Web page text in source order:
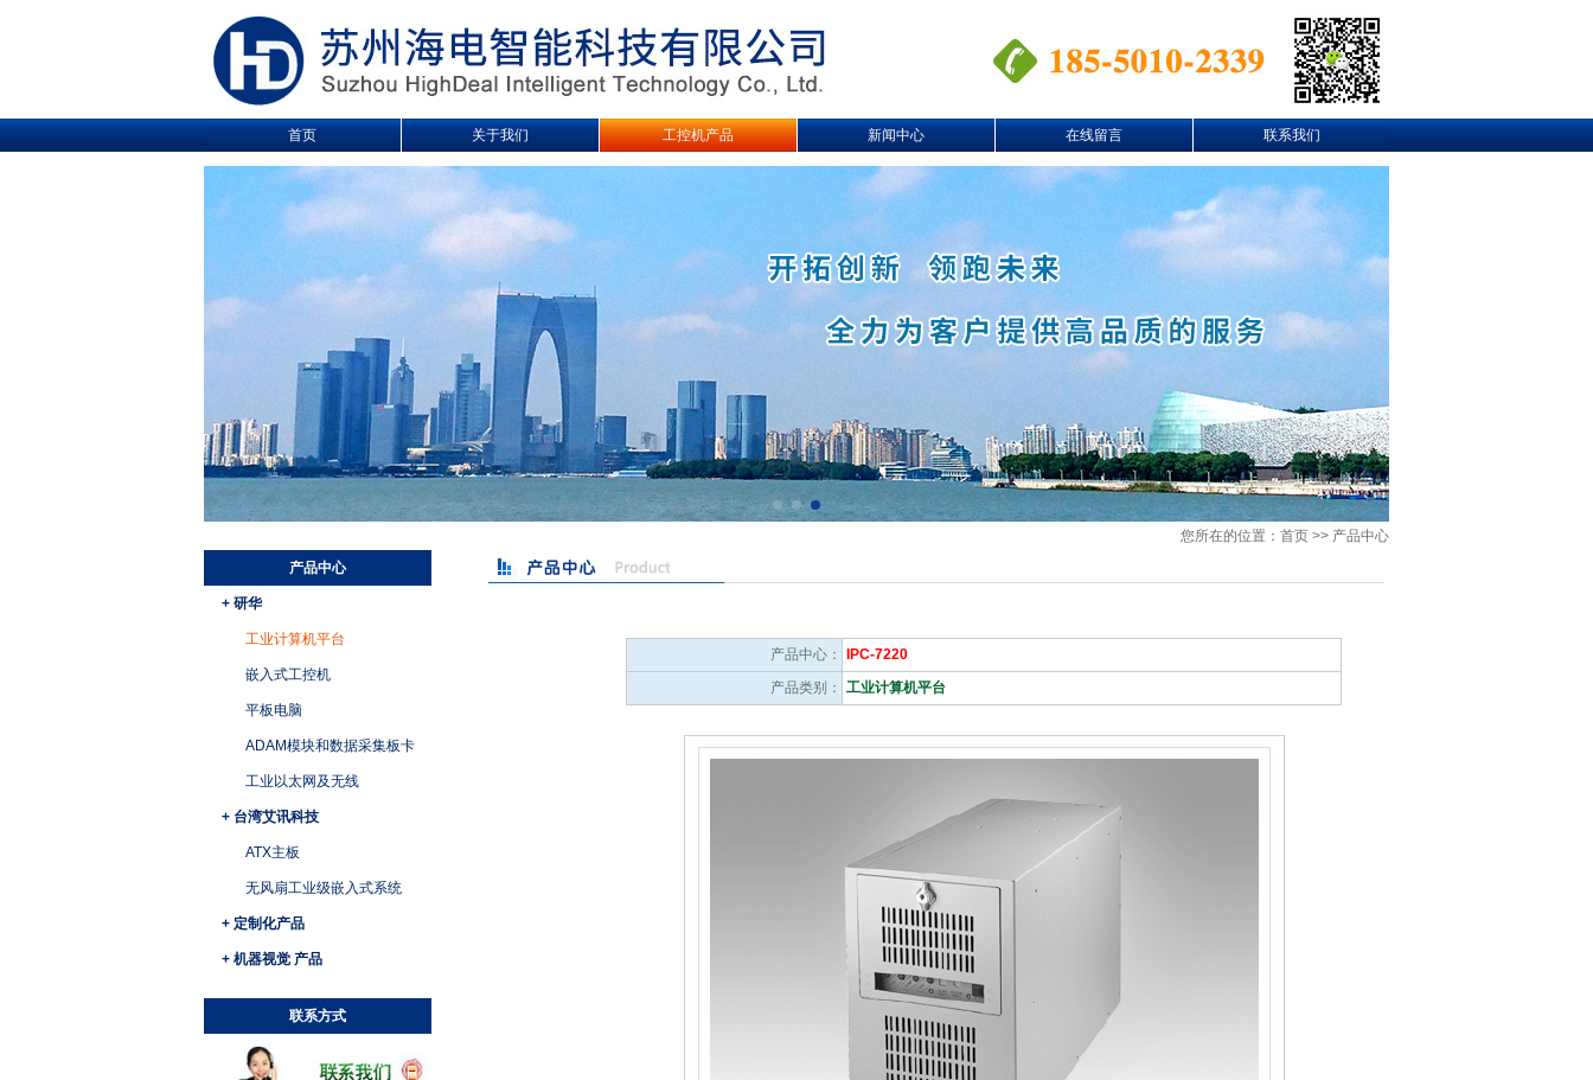
首页 关于我们 工控机产品 新闻中心 在线留言 联系我们
您所在的位置：首页 >> 产品中心
产品中心
+ 研华
工业计算机平台
嵌入式工控机
平板电脑
ADAM模块和数据采集板卡
工业以太网及无线
+ 台湾艾讯科技
ATX主板
无风扇工业级嵌入式系统
+ 定制化产品
+ 机器视觉 产品
联系方式
产品中心：
IPC-7220
产品类别：
工业计算机平台